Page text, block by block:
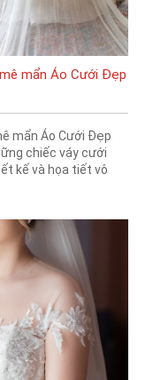
mẩn Áo Cưới Đẹp
mẩn Áo Cưới Đẹp
chiếc váy cưới
kế và họa tiết vô